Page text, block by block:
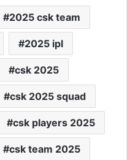
2025 csk team
2025 ipl
csk 2025
csk 2025 squad
csk players 2025
csk team 2025